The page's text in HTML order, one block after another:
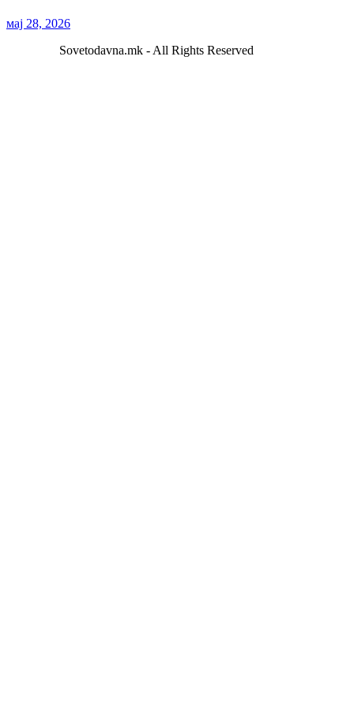
мај 28, 2026
Sovetodavna.mk - All Rights Reserved